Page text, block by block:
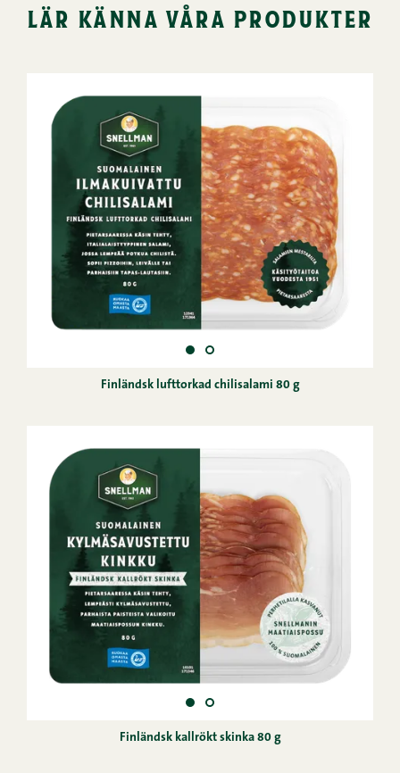
lär känna våra produkter
Finländsk lufttorkad chilisalami 80 g
Finländsk kallrökt skinka 80 g